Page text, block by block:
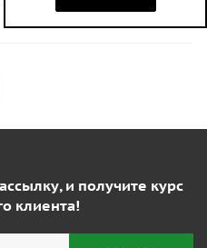
и получите курс
клиента!